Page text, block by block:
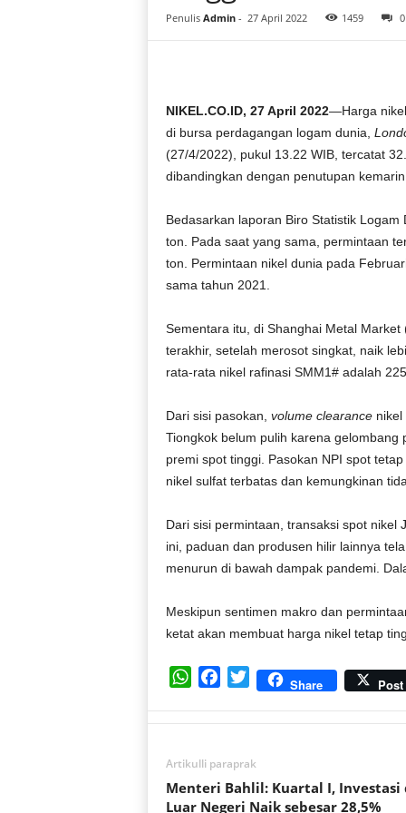
Penulis Admin- 27 April 2022 1459 0
NIKEL.CO.ID, 27 April 2022—Harga nikel
di bursa perdagangan logam dunia,
(27/4/2022), pukul 13.22 WIB, tercatat
dibandingkan dengan penutupan
Bedasarkan laporan Biro Statistik
ton. Pada saat yang sama, permintaan
ton. Permintaan nikel dunia pada
sama tahun 2021.
Sementara itu, di Shanghai Metal
terakhir, setelah merosot singkat, naik
rata-rata nikel rafinasi SMM1# adalah
Dari sisi pasokan, volume clearancenikel
Tiongkok belum pulih karena
premi spot tinggi. Pasokan NPI spot
nikel sulfat terbatas dan kemungkinan
Dari sisi permintaan, transaksi spot nikel
ini, paduan dan produsen hilir lainnya
menurun di bawah dampak pandemi.
Meskipun sentimen makro dan
ketat akan membuat harga nikel tetap
W
a
s
A
p
c
b
o
o
T
i
t
e
r
Share Post
Artikulli paraprak
Menteri Bahlil: Kuartal I, Investasi
Luar Negeri Naik sebesar 28,5%